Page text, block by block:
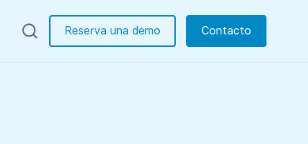
Reserva una demo Contacto